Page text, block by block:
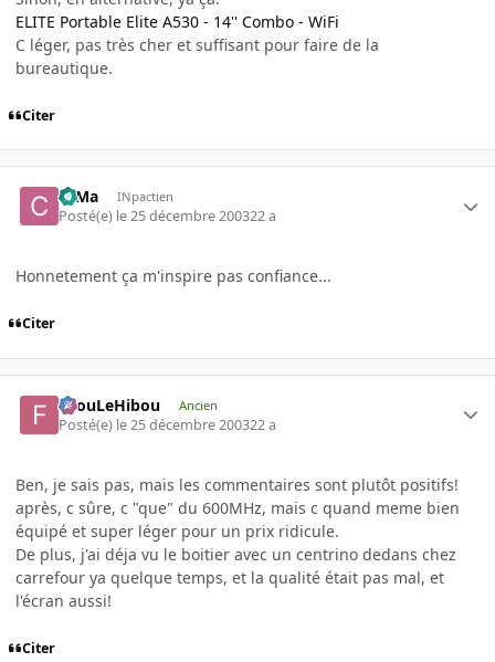
ELITE Portable Elite A530 - 14'' Combo - WiFi
C léger, pas très cher et suffisant pour faire de la
bureautique.
Citer
c0Ma INpactien
Posté(e) le 25 décembre 200322 a
Honnetement ça m'inspire pas confiance...
Citer
FilouLeHibou Ancien
Posté(e) le 25 décembre 200322 a
Ben, je sais pas, mais les commentaires sont plutôt positifs!
après, c sûre, c "que" du 600MHz, mais c quand meme bien
équipé et super léger pour un prix ridicule.
De plus, j'ai déja vu le boitier avec un centrino dedans chez
carrefour ya quelque temps, et la qualité était pas mal, et
l'écran aussi!
Citer